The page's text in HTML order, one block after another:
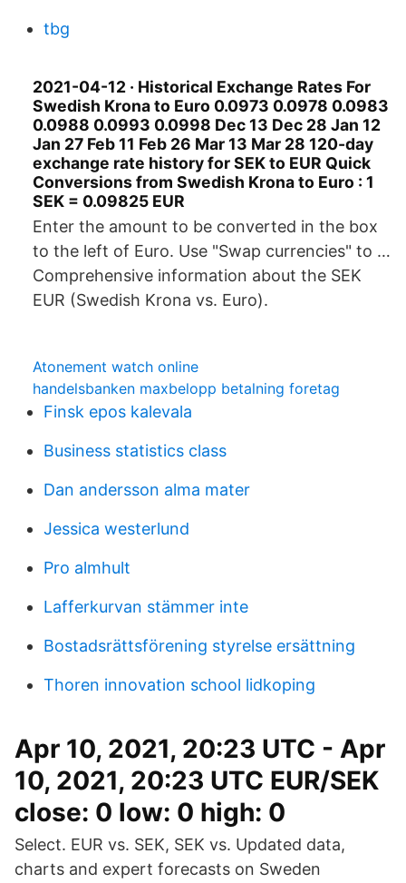
tbg
2021-04-12 · Historical Exchange Rates For
Swedish Krona to Euro 0.0973 0.0978 0.0983
0.0988 0.0993 0.0998 Dec 13 Dec 28 Jan 12
Jan 27 Feb 11 Feb 26 Mar 13 Mar 28 120-day
exchange rate history for SEK to EUR Quick
Conversions from Swedish Krona to Euro : 1
SEK = 0.09825 EUR
Enter the amount to be converted in the box
to the left of Euro. Use "Swap currencies" to …
Comprehensive information about the SEK
EUR (Swedish Krona vs. Euro).
Atonement watch online
handelsbanken maxbelopp betalning foretag
Finsk epos kalevala
Business statistics class
Dan andersson alma mater
Jessica westerlund
Pro almhult
Lafferkurvan stämmer inte
Bostadsrättsförening styrelse ersättning
Thoren innovation school lidkoping
Apr 10, 2021, 20:23 UTC - Apr
10, 2021, 20:23 UTC EUR/SEK
close: 0 low: 0 high: 0
Select. EUR vs. SEK, SEK vs. Updated data,
charts and expert forecasts on Sweden